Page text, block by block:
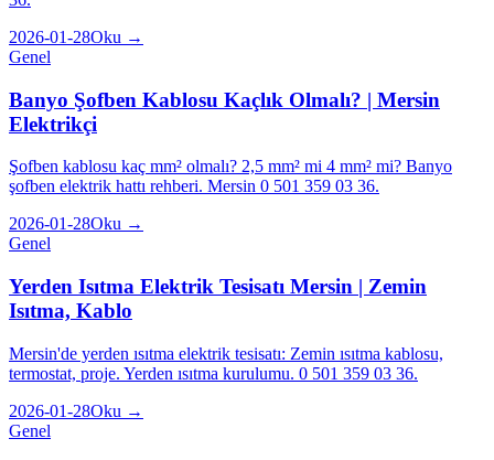
2026-01-28Oku →
Genel
Banyo Şofben Kablosu Kaçlık Olmalı? | Mersin
Elektrikçi
Şofben kablosu kaç mm² olmalı? 2,5 mm² mi 4 mm² mi? Banyo
şofben elektrik hattı rehberi. Mersin 0 501 359 03 36.
2026-01-28Oku →
Genel
Yerden Isıtma Elektrik Tesisatı Mersin | Zemin
Isıtma, Kablo
Mersin'de yerden ısıtma elektrik tesisatı: Zemin ısıtma kablosu,
termostat, proje. Yerden ısıtma kurulumu. 0 501 359 03 36.
2026-01-28Oku →
Genel